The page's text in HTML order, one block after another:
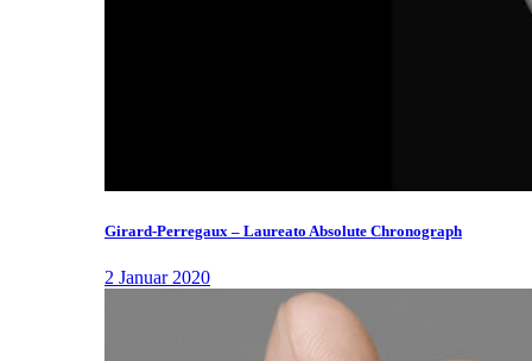
Girard-Perregaux – Laureato Absolute Chronograph
2 Januar 2020